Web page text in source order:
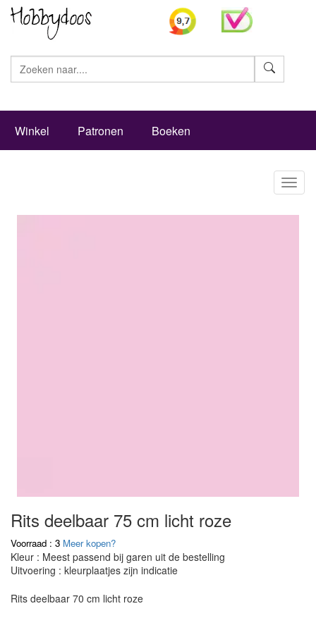
Winkel Patronen Boeken
Rits deelbaar 75 cm licht roze
Voorraad : 3 Meer kopen?
Kleur : Meest passend bij garen uit de bestelling
Uitvoering : kleurplaatjes zijn indicatie
Rits deelbaar 70 cm licht roze